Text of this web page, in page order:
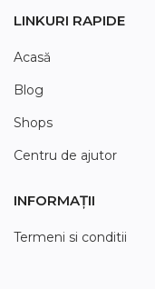
LINKURI RAPIDE
Acasă
Blog
Shops
Centru de ajutor
INFORMAȚII
Termeni si conditii